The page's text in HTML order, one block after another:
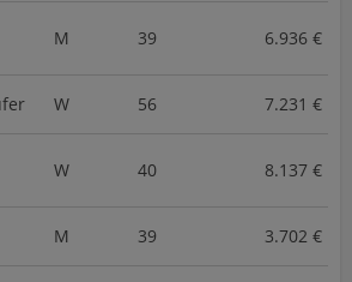
M 39 6.936 €
W 56 7.231 €
W 40 8.137 €
M 39 3.702 €